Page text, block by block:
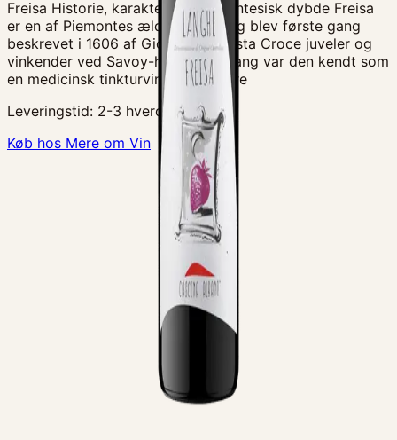
Freisa Historie, karakter og piemontesisk dybde Freisa
er en af Piemontes ældste druer og blev første gang
beskrevet i 1606 af Giovanni Battista Croce juveler og
vinkender ved Savoy-huset. Dengang var den kendt som
en medicinsk tinkturvin. I dag er Fre
Leveringstid: 2-3 hverdage
Køb hos Mere om Vin